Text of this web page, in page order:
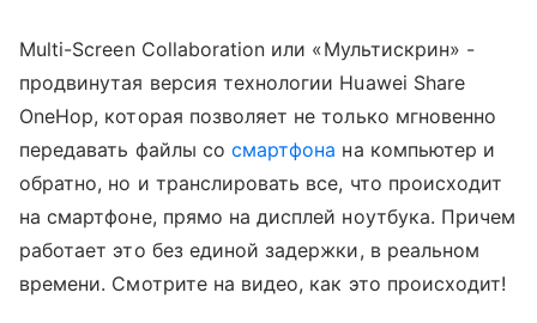
Multi-Screen Collaboration или «‎Мультискрин» -
продвинутая версия технологии Huawei Share
OneHop, которая позволяет не только мгновенно
передавать файлы со смартфона на компьютер и
обратно, но и транслировать все, что происходит
на смартфоне, прямо на дисплей ноутбука. Причем
работает это без единой задержки, в реальном
времени. Смотрите на видео, как это происходит!